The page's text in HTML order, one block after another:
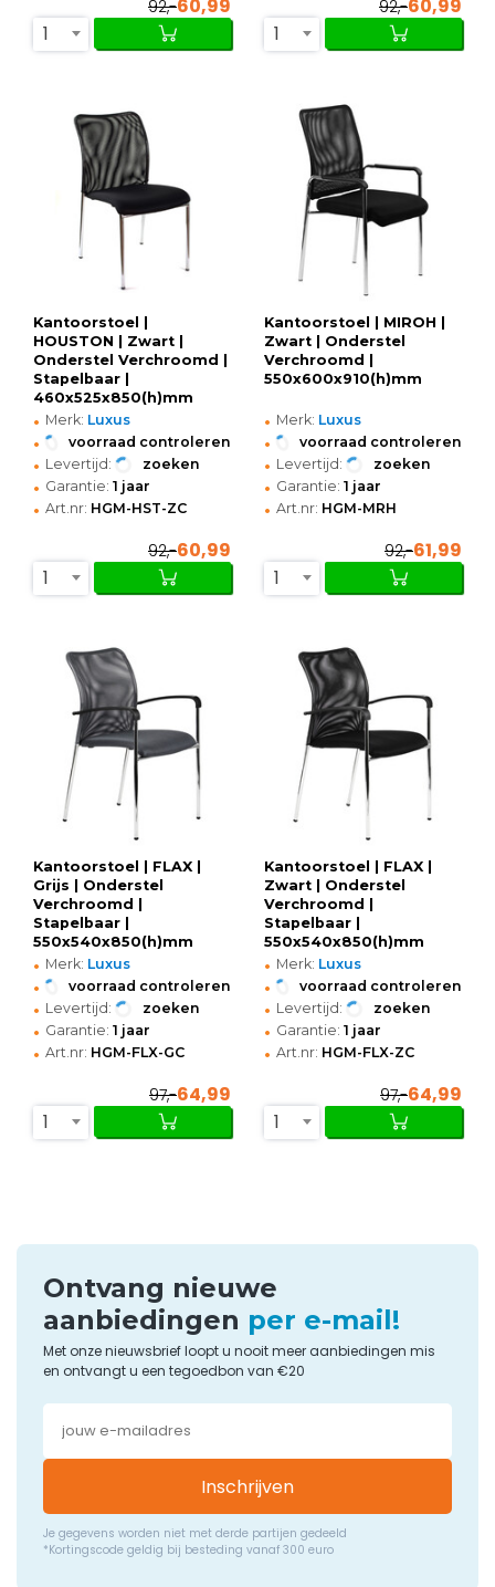
92,-60,99
1
92,-60,99
1
Kantoorstoel |
HOUSTON | Zwart |
Onderstel Verchroomd |
Stapelbaar |
460x525x850(h)mm
• Merk: Luxus
• voorraad controleren
• Levertijd: zoeken
• Garantie: 1 jaar
• Art.nr: HGM-HST-ZC
92,-60,99
1
Kantoorstoel | MIROH |
Zwart | Onderstel
Verchroomd |
550x600x910(h)mm
• Merk: Luxus
• voorraad controleren
• Levertijd: zoeken
• Garantie: 1 jaar
• Art.nr: HGM-MRH
92,-61,99
1
Kantoorstoel | FLAX |
Grijs | Onderstel
Verchroomd |
Stapelbaar |
550x540x850(h)mm
• Merk: Luxus
• voorraad controleren
• Levertijd: zoeken
• Garantie: 1 jaar
• Art.nr: HGM-FLX-GC
97,-64,99
1
Kantoorstoel | FLAX |
Zwart | Onderstel
Verchroomd |
Stapelbaar |
550x540x850(h)mm
• Merk: Luxus
• voorraad controleren
• Levertijd: zoeken
• Garantie: 1 jaar
• Art.nr: HGM-FLX-ZC
97,-64,99
1
Ontvang nieuwe
aanbiedingen per e-mail!
Met onze nieuwsbrief loopt u nooit meer aanbiedingen mis
en ontvangt u een tegoedbon van €20
Inschrijven
Je gegevens worden niet met derde partijen gedeeld
*Kortingscode geldig bij besteding vanaf 300 euro